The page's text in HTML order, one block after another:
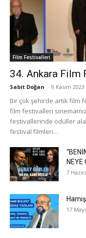
Film Festivalleri
34. Ankara Film
Sabit Doğan - 9 Kasım 2023
Bir çok şehirde artık film
film festivalleri
festivallerinde ödüller
festival filmleri...
NEYE
7
17